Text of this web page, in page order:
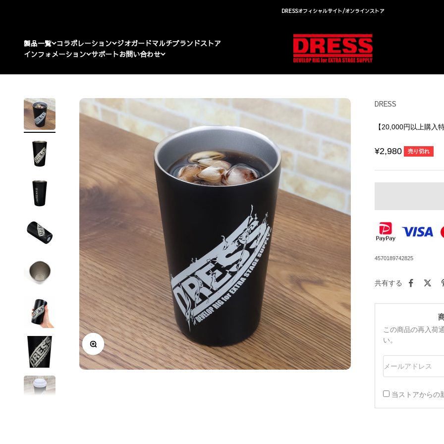
DRESSオフィシャルサイト/オンラインストア
製品一覧 コラボレーション ジオガードマルチブランドストア
インフォメーション サポートお問い合わせ
DRESS(ドレス)|アウトドア・ウェア・釣り具
ズームイン
DRESS
【20,000円以上購入
セール価格
¥2,980 売り切れ
4570189742825
共有する
この商品の再入荷
い。
当ストアからの